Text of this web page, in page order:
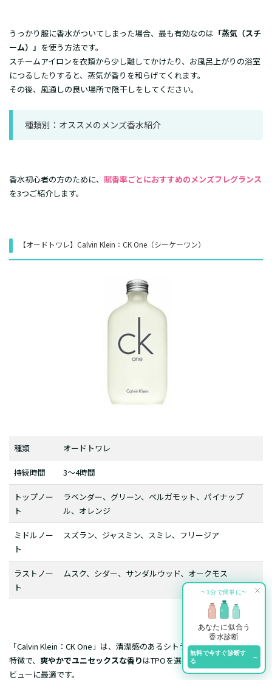
うっかり服に香水がついてしまった場合、最も有効なのは 「蒸気（スチ
ーム）」 を使う方法です。
スチームアイロンを衣類から少し離してかけたり、お風呂上がりの浴室
につるしたりすると、蒸気が香りを和らげてくれます。
その後、風通しの良い場所で陰干しをしてください。
種類別：オススメのメンズ香水紹介
​香水初心者の方のために、 賦香率ごとにおすすめのメンズフレグランス
を3つご紹介します。
​【オードトワレ】Calvin Klein：CK One（シーケーワン）
種類 オードトワレ
持続時間 3〜4時間
トップノー
ト
ラベンダー、グリーン、ベルガモット、パイナップ
ル、オレンジ
ミドルノー
ト
スズラン、ジャスミン、スミレ、フリージア
ラストノー
ト
ムスク、シダー、サンダルウッド、オークモス
「Calvin Klein：CK One 」は、​清潔感のあるシトラス・ムスクの香りが
特徴で、 爽やかでユニセックスな香りはTPOを選ばず使えます。香水デ
ビューに最適です。
〜 1分で簡単に〜
あなたに似合う
香水診断
無料で今すぐ診断す
る
→